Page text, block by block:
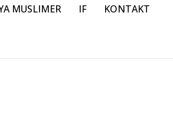
MUSLIMER IF KONTAKT